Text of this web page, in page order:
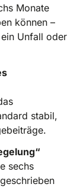
Monate
können –
Unfall oder
stabil,
sechs